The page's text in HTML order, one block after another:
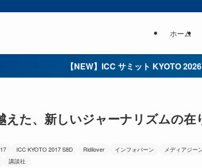
ホーム
【NEW】ICC サミット KYOTO
た、新しいジャーナリズムの在
ICC KYOTO 2017 S8D Ridilover インフォバーン メディアジー
講談社